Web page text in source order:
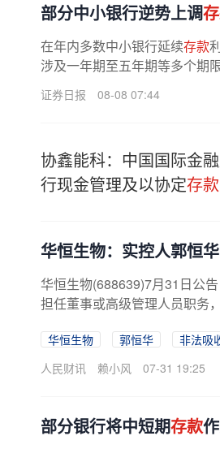
部分中小银行逆势上调
在年内多数中小银行延续存款
涉及一年期至五年期等多个期
证券日报 08-08 07:44
协鑫能科：中国国际金
行现金管理及以协定存款
华恒生物：实控人郭恒
华恒生物(688639)7月31日公
担任董事或高级管理人员职务
华恒生物 郭恒华
非法吸
人民财讯
赖小风 07-31 19:25
部分银行将中短期存款